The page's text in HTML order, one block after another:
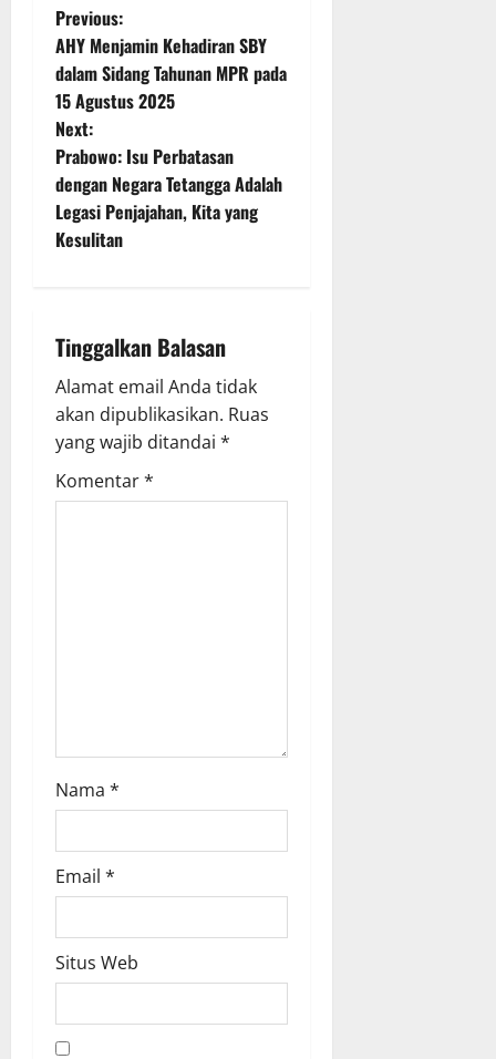
P
o
s
t
n
a
i
g
a
t
Previous:
AHY Menjamin Kehadiran SBY
dalam Sidang Tahunan MPR pada
15 Agustus 2025
Next:
Prabowo: Isu Perbatasan
dengan Negara Tetangga Adalah
Legasi Penjajahan, Kita yang
Kesulitan
Tinggalkan Balasan
Alamat email Anda tidak
akan dipublikasikan. Ruas
yang wajib ditandai *
Komentar*
Nama *
Email *
Situs Web